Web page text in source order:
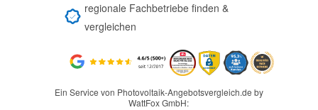
regionale Fachbetriebe finden &
vergleichen
Ein Service von Photovoltaik-Angebotsvergleich.de by
WattFox GmbH: